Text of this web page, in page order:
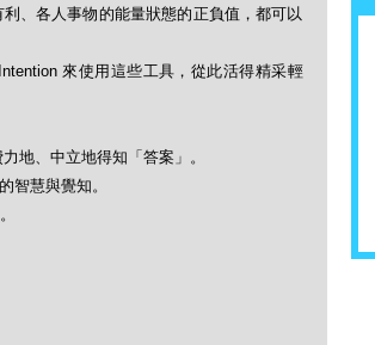
、各人事物的能量狀態的正負值，都可以
來使用這些工具，從此活得精采輕
地、中立地得知「答案」。
智慧與覺知。